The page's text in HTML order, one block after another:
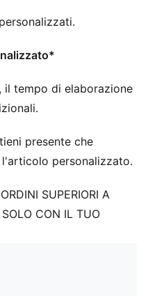
tempo di elaborazione
presente che
personalizzato.
SUPERIORI A
CON IL TUO